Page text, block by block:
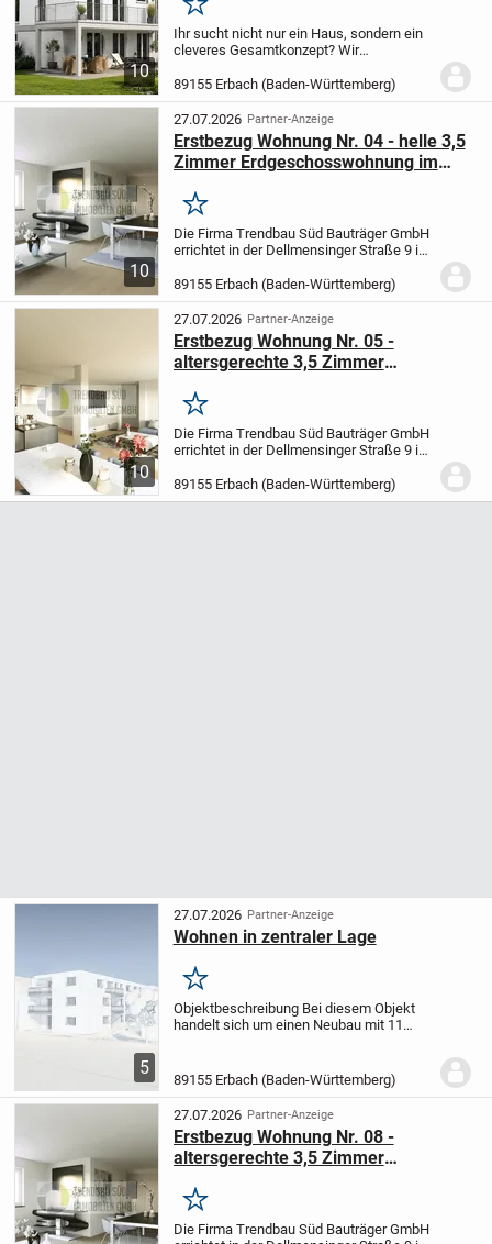
10
Merken
Ihr sucht nicht nur ein Haus, sondern ein
cleveres Gesamtkonzept? Wir
und bieten unseren Kunden daher ein
intelligent konfiguriertes Haus.
Angefangen von der...
89155 Erbach (Baden-Württemberg)
10
27.07.2026 Partner-Anzeige
Erstbezug Wohnung Nr. 04 - helle 3,5
Zimmer Erdgeschosswohnung im
Merken
Die Firma Trendbau Süd Bauträger GmbH
errichtet in der Dellmensinger Straße 9 in
Mehrfamilienhäuser mit 15
Wohneinheiten mit überdachten
Stellplätzen und Außenstellplätzen....
89155 Erbach (Baden-Württemberg)
10
27.07.2026 Partner-Anzeige
Erstbezug Wohnung Nr. 05 -
altersgerechte 3,5 Zimmer
Merken
Die Firma Trendbau Süd Bauträger GmbH
errichtet in der Dellmensinger Straße 9 in
Mehrfamilienhäuser mit 15
Wohneinheiten mit überdachten
89155 Erbach (Baden-Württemberg)
5
27.07.2026 Partner-Anzeige
Wohnen in zentraler Lage
Merken
Objektbeschreibung Bei diesem Objekt
handelt sich um einen Neubau mit 11
durch ihre durchdachte Raumaufteilung.
89155 Erbach (Baden-Württemberg)
27.07.2026 Partner-Anzeige
Erstbezug Wohnung Nr. 08 -
altersgerechte 3,5 Zimmer
Merken
Die Firma Trendbau Süd Bauträger GmbH